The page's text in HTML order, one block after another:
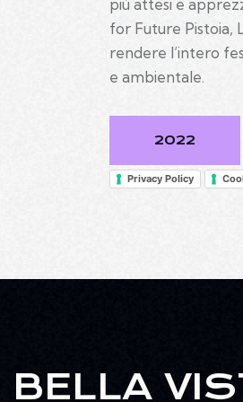
for Future Pistoia,
rendere l’intero
e ambientale.
2022
Privacy Policy
BELLA